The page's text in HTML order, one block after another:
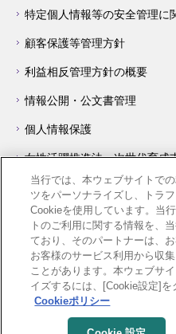
特定個人情報等の安全管理に
顧客保護等管理方針
利益相反管理方針の概要
情報公開・公文書管理
個人情報保護
女性活躍推進法・次世代育成
主行動計画について
障害を理由とする差別の解消
著作権・リンク等について
サイトの使い方
他機関へのリンク
当行では、本ウェブサイトで
ツをパーソナライズし、トラ
Cookieを使用しています。当
トのご利用に関する情報を、
ており、そのパートナーは、
お客様のサービス利用から収
ことがあります。本ウェブサ
イズするには、[Cookie設定]を
Cookieポリシー